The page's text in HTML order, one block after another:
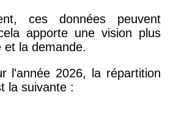
ces données peuvent
apporte une vision plus
et la demande.
l'année 2026, la répartition
la suivante :